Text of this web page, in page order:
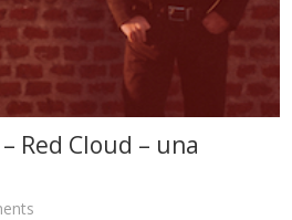
Red Cloud – una